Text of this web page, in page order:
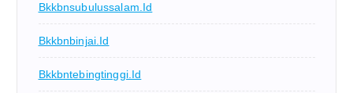
Bkkbnsubulussalam.id
Bkkbnbinjai.id
Bkkbntebingtinggi.id